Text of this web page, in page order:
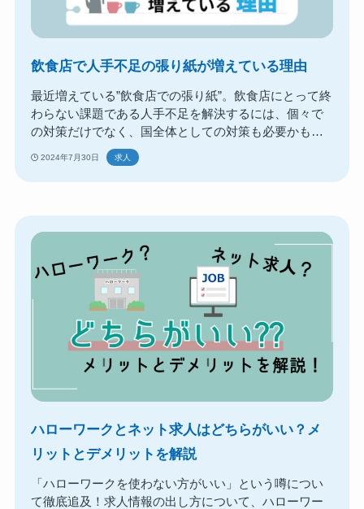
飲食店で人手不足の張り紙が増えている理由
最近増えている”飲食店での張り紙”。飲食店にとって終
わらない課題である人手不足を解決するには、個々で
の対策だけでなく、国全体としての対策も必要かもし
れません。私たちには何ができるのでしょうか？
2024年7月30日 求人
ハローワークとネット求人はどちらがいい？メ
リットとデメリットを解説
「ハローワークを使わない方がいい」という噂につい
て徹底追及！求人情報の出し方について、ハローワー